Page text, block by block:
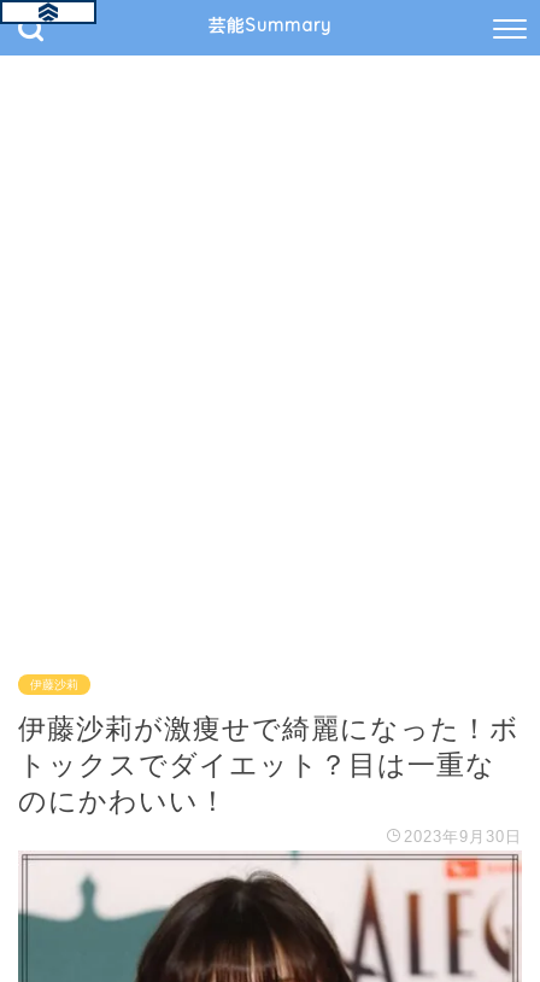
芸能Summary
伊藤沙莉
伊藤沙莉が激痩せで綺麗になった！ボ
トックスでダイエット？目は一重な
のにかわいい！
2023年9月30日